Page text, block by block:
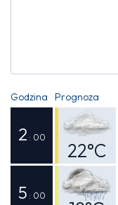
Godzina Prognoza
2 : 00
22°C
Odczuwalna
22°C
5 : 00